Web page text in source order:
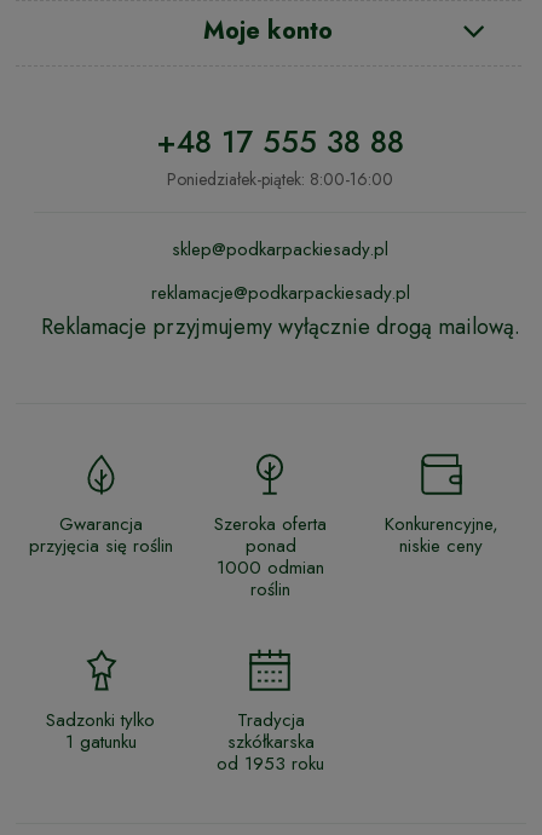
Moje konto
+48 17 555 38 88
Poniedziałek-piątek: 8:00-16:00
sklep@podkarpackiesady.pl
reklamacje@podkarpackiesady.pl
Reklamacje przyjmujemy wyłącznie drogą mailową.
Gwarancja
przyjęcia się roślin
Szeroka oferta
ponad
1000 odmian
roślin
Konkurencyjne,
niskie ceny
Sadzonki tylko
1 gatunku
Tradycja
szkółkarska
od 1953 roku